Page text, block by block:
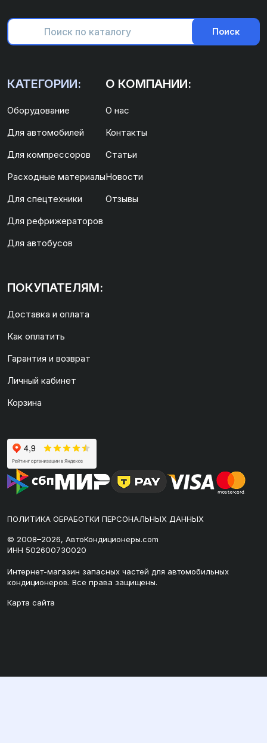
Поиск
КАТЕГОРИИ:
Оборудование
Для автомобилей
Для компрессоров
Расходные материалы
Для спецтехники
Для рефрижераторов
Для автобусов
О КОМПАНИИ:
О нас
Контакты
Статьи
Новости
Отзывы
ПОКУПАТЕЛЯМ:
Доставка и оплата
Как оплатить
Гарантия и возврат
Личный кабинет
Корзина
ПОЛИТИКА ОБРАБОТКИ ПЕРСОНАЛЬНЫХ ДАННЫХ
© 2008–2026, АвтоКондиционеры.com
ИНН 502600730020
Интернет-магазин запасных частей для автомобильных
кондиционеров. Все права защищены.
Карта сайта